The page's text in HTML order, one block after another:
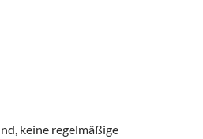
keine regelmäßige